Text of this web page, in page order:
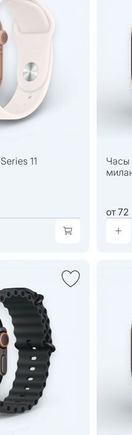
11
Часы
от72